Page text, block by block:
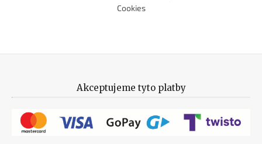
Cookies
Akceptujeme tyto platby